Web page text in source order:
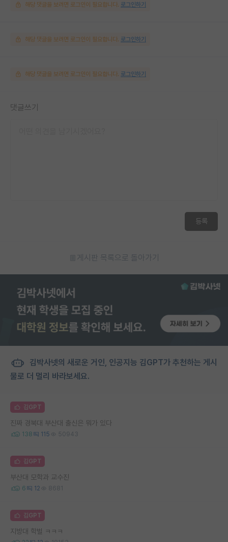
해당 댓글을 보려면 로그인이 필요합니다. 로그인하기
해당 댓글을 보려면 로그인이 필요합니다. 로그인하기
해당 댓글을 보려면 로그인이 필요합니다. 로그인하기
댓글쓰기
등록
게시판 목록으로 돌아가기
김박사넷의 새로운 거인, 인공지능 김GPT가 추천하는 게시
물로 더 멀리 바라보세요.
김GPT
진짜 경북대 부산대 출신은 뭐가 있다
138 115 50943
김GPT
부산대 모학과 교수진
6 12 8681
김GPT
지방대 학벌 ㅋㅋㅋ